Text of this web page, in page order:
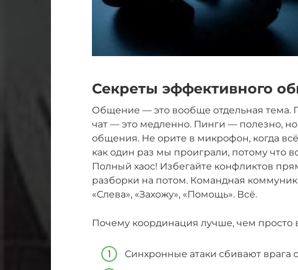
Секреты эффективного
Общение — это вообще отдельная тема.
чат — это медленно. Пинги — полезно,
общения. Не орите в микрофон, когда
как один раз мы проиграли, потому что
Полный хаос! Избегайте конфликтов
разборки на потом. Командная
«Слева», «Захожу», «Помощь». Всё.
Почему координация лучше, чем просто
Синхронные атаки сбивают врага